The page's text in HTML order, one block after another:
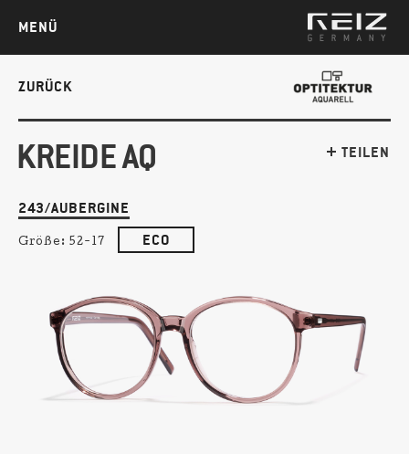
MENÜ
ZURÜCK
KREIDE AQ TEILEN
243/AUBERGINE
Größe: 52-17 ECO